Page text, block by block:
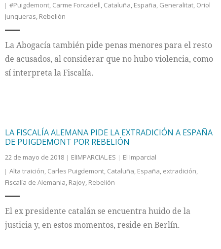
#Puigdemont, Carme Forcadell, Cataluña, España, Generalitat, Oriol
Junqueras, Rebelión
La Abogacía también pide penas menores para el resto
de acusados, al considerar que no hubo violencia, como
sí interpreta la Fiscalía.
LA FISCALÍA ALEMANA PIDE LA EXTRADICIÓN A ESPAÑA
DE PUIGDEMONT POR REBELIÓN
22 de mayo de 2018 ElIMPARCIAL.ES
El Imparcial
Alta traición, Carles Puigdemont, Cataluña, España, extradición,
Fiscalía de Alemania, Rajoy, Rebelión
El ex presidente catalán se encuentra huido de la
justicia y, en estos momentos, reside en Berlín.